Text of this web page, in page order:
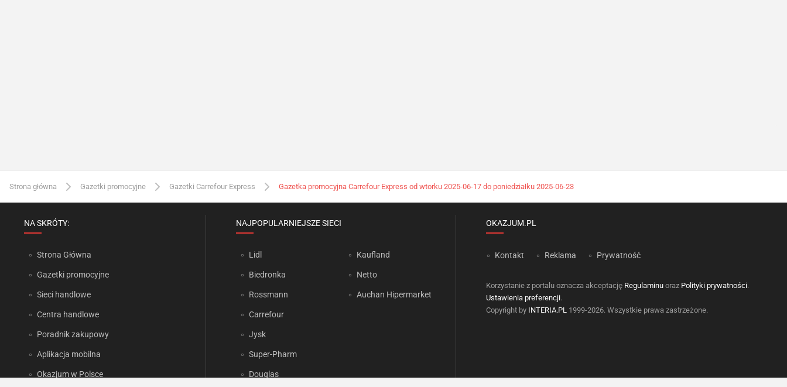
Strona główna Gazetki promocyjne Gazetki Carrefour Express Gazetka promocyjna Carrefour Express od wtorku 2025-06-17 do poniedziałku 2025-06-23
NA SKRÓTY:
Strona Główna
Gazetki promocyjne
Sieci handlowe
Centra handlowe
Poradnik zakupowy
Aplikacja mobilna
Okazjum w Polsce
NAJPOPULARNIEJSZE SIECI
Lidl
Biedronka
Rossmann
Carrefour
Jysk
Super-Pharm
Douglas
Kaufland
Netto
Auchan Hipermarket
OKAZJUM.PL
Kontakt Reklama Prywatność
Korzystanie z portalu oznacza akceptację Regulaminu oraz Polityki prywatności.
Ustawienia preferencji.
Copyright by INTERIA.PL 1999-2026. Wszystkie prawa zastrzeżone.